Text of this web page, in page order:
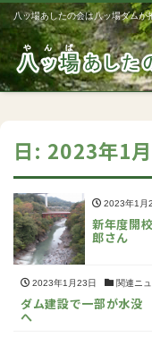
八ッ場あしたの会は八ッ場ダム
日: 2023年1
2023年1月
新年度開
郎さん
2023年1月23日 関連ニ
ダム建設で一部が水没
へ